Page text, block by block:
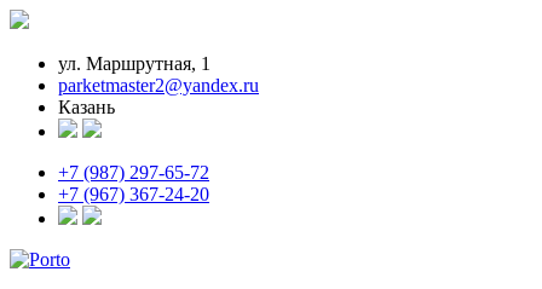
ул. Маршрутная, 1
parketmaster2@yandex.ru
Казань
+7 (987) 297-65-72
+7 (967) 367-24-20